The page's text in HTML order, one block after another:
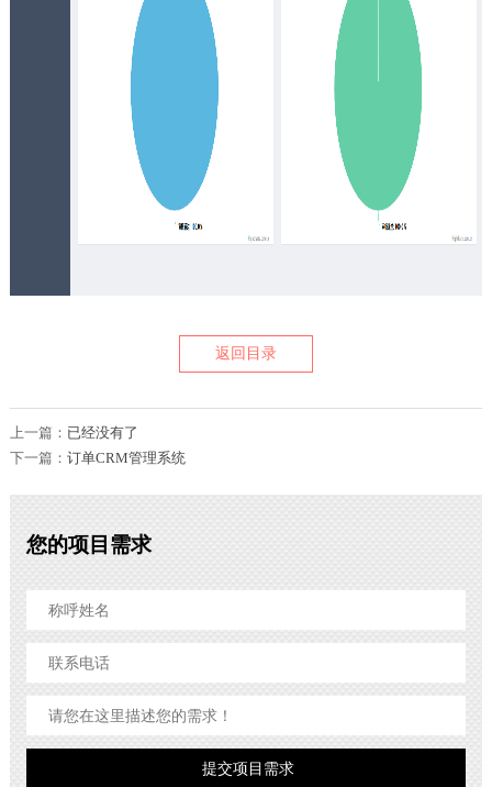
返回目录
上一篇： 已经没有了
下一篇： 订单CRM管理系统
您的项目需求